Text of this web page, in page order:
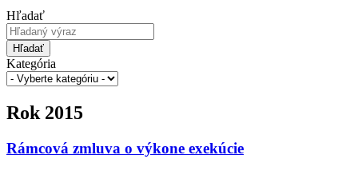
Hľadať
Hľadať
Kategória
Rok 2015
Rámcová zmluva o výkone exekúcie